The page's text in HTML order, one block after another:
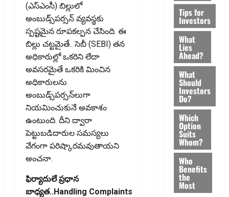
(ఎస్‌ఎంసీ) బిల్లులో
అంబుడ్స్‌పర్సన్‌ వ్యవస్థకు
స్పష్టమైన రూపకల్పన చేసింది. ఈ
బిల్లు చట్టమైతే.. సెబీ (SEBI) తన
అధికారుల్లో ఒకరిని లేదా
అవసరమైతే ఒకరికి మించిన
అధికారులను
అంబుడ్స్‌పర్సన్‌లుగా
నియమించుకునే అవకాశం
ఉంటుంది. దీని ద్వారా
పెట్టుబడిదారుల సమస్యలు
వేగంగా పరిష్కారమవుతాయని
అంచనా.
ఫిర్యాదులే ప్రధాన
బాధ్యత..Handling Complaints
Tips for
Investors
What
Lies
Ahead?
What
Should
Investors
Do?
Which
Option
Suits
Whom?
Who
Benefits
the
Most